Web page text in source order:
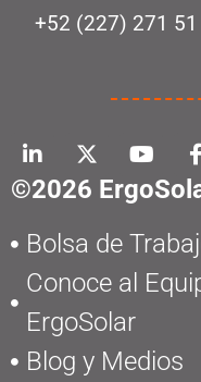
+52 (227) 271 51
©2026
Bolsa de
Conoce al
ErgoSolar
Blog y Medios